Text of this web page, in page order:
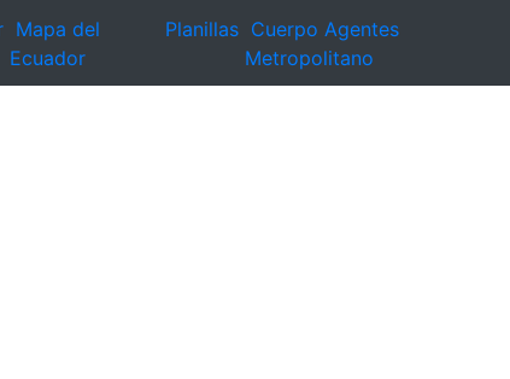
Mapa del
Ecuador
Planillas Cuerpo Agentes
Metropolitano